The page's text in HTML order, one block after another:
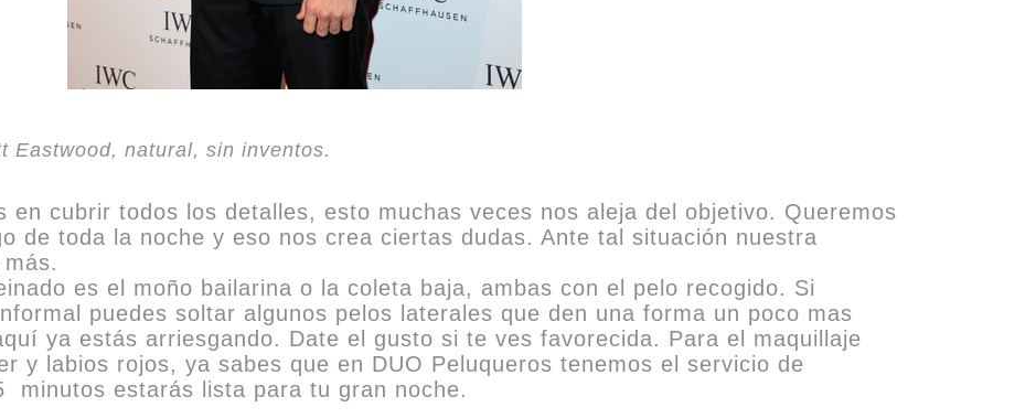
Eastwood, natural, sin inventos.
en cubrir todos los detalles, esto muchas veces nos aleja del objetivo. Queremos
de toda la noche y eso nos crea ciertas dudas. Ante tal situación nuestra
es el moño bailarina o la coleta baja, ambas con el pelo recogido. Si
puedes soltar algunos pelos laterales que den una forma un poco mas
ya estás arriesgando. Date el gusto si te ves favorecida. Para el maquillaje
y labios rojos, ya sabes que en DUO Peluqueros tenemos el servicio de
minutos estarás lista para tu gran noche.